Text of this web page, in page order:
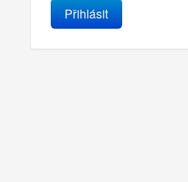
Přihlásit